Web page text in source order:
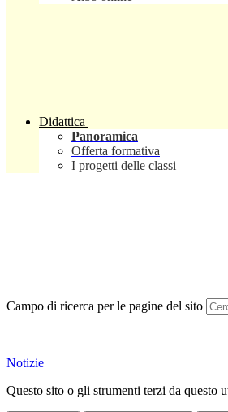
Didattica
Panoramica
Offerta formativa
I progetti delle classi
Campo di ricerca per le pagine del sito
Notizie
Questo sito o gli strumenti terzi da questo